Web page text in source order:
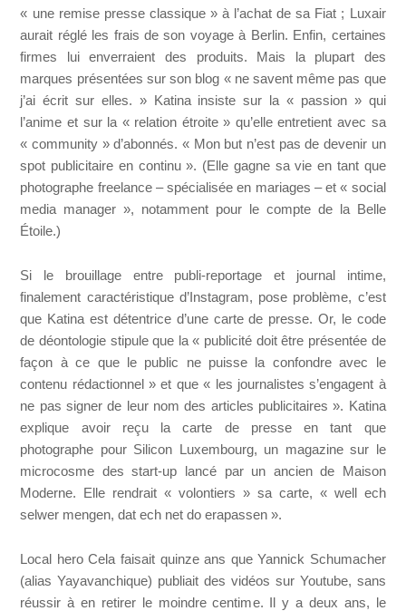
« une remise presse classique » à l’achat de sa Fiat ; Luxair
aurait réglé les frais de son voyage à Berlin. Enfin, certaines
firmes lui enverraient des produits. Mais la plupart des
marques présentées sur son blog « ne savent même pas que
j’ai écrit sur elles. » Katina insiste sur la « passion » qui
l’anime et sur la « relation étroite » qu’elle entretient avec sa
« community » d’abonnés. « Mon but n’est pas de devenir un
spot publicitaire en continu ». (Elle gagne sa vie en tant que
photographe freelance – spécialisée en mariages – et « social
media manager », notamment pour le compte de la Belle
Étoile.)
Si le brouillage entre publi-reportage et journal intime,
finalement caractéristique d’Instagram, pose problème, c’est
que Katina est détentrice d’une carte de presse. Or, le code
de déontologie stipule que la « publicité doit être présentée de
façon à ce que le public ne puisse la confondre avec le
contenu rédactionnel » et que « les journalistes s’engagent à
ne pas signer de leur nom des articles publicitaires ». Katina
explique avoir reçu la carte de presse en tant que
photographe pour Silicon Luxembourg, un magazine sur le
microcosme des start-up lancé par un ancien de Maison
Moderne. Elle rendrait « volontiers » sa carte, « well ech
selwer mengen, dat ech net do erapassen ».
Local hero Cela faisait quinze ans que Yannick Schumacher
(alias Yayavanchique) publiait des vidéos sur Youtube, sans
réussir à en retirer le moindre centime. Il y a deux ans, le